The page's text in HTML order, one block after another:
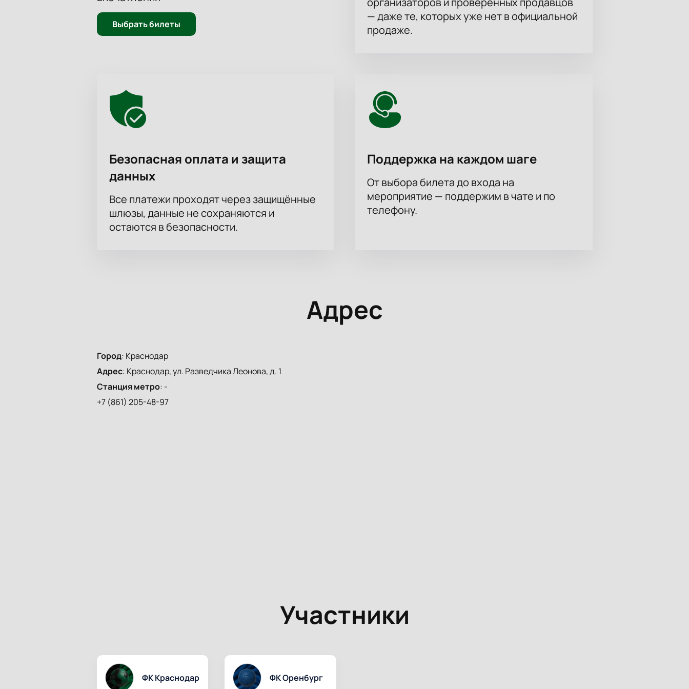
Выбрать билеты
— даже те, которых уже нет в официальной
продаже.
Безопасная оплата и защита
данных
Все платежи проходят через защищённые
шлюзы, данные не сохраняются и
остаются в безопасности.
Поддержка на каждом шаге
От выбора билета до входа на
мероприятие — поддержим в чате и по
телефону.
Адрес
Город: Краснодар
Адрес: Краснодар, ул. Разведчика Леонова, д. 1
Станция метро: -
+7 (861) 205-48-97
Участники
ФК Краснодар ФК Оренбург